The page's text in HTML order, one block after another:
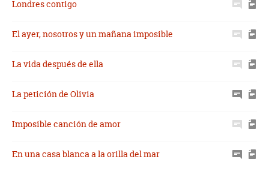
Londres contigo
El ayer, nosotros y un mañana imposible
La vida después de ella
La petición de Olivia
Imposible canción de amor
En una casa blanca a la orilla del mar